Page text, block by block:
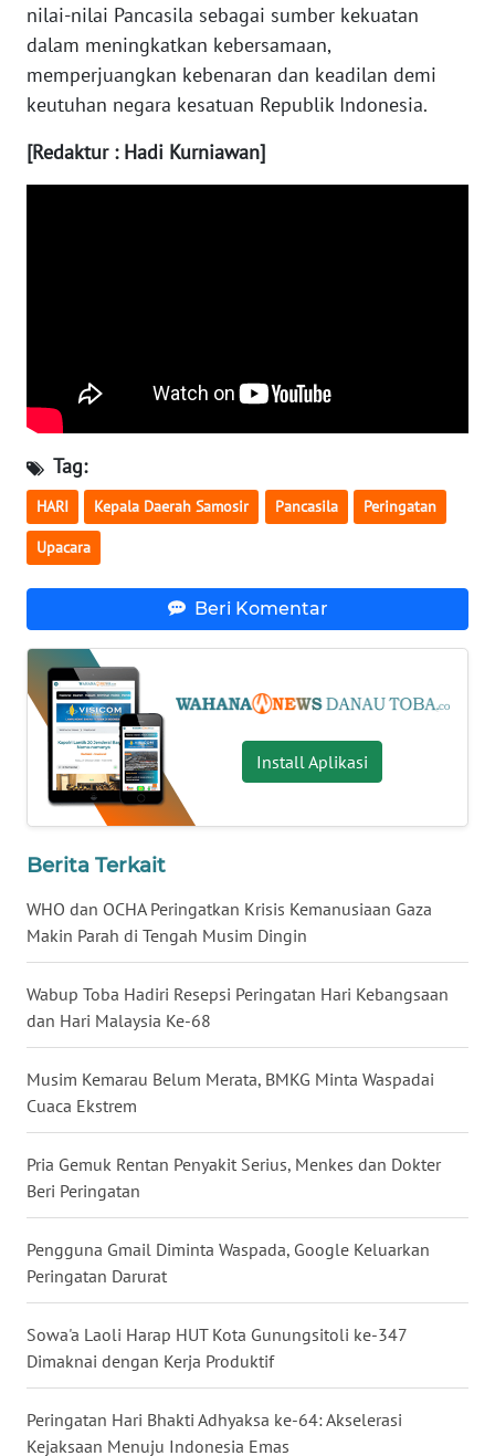
nilai-nilai Pancasila sebagai sumber kekuatan
dalam meningkatkan kebersamaan,
memperjuangkan kebenaran dan keadilan demi
keutuhan negara kesatuan Republik Indonesia.
[Redaktur : Hadi Kurniawan]
Tag:
HARI Kepala Daerah Samosir Pancasila Peringatan
Upacara
Beri Komentar
Install Aplikasi
Berita Terkait
WHO dan OCHA Peringatkan Krisis Kemanusiaan Gaza
Makin Parah di Tengah Musim Dingin
Wabup Toba Hadiri Resepsi Peringatan Hari Kebangsaan
dan Hari Malaysia Ke-68
Musim Kemarau Belum Merata, BMKG Minta Waspadai
Cuaca Ekstrem
Pria Gemuk Rentan Penyakit Serius, Menkes dan Dokter
Beri Peringatan
Pengguna Gmail Diminta Waspada, Google Keluarkan
Peringatan Darurat
Sowa'a Laoli Harap HUT Kota Gunungsitoli ke-347
Dimaknai dengan Kerja Produktif
Peringatan Hari Bhakti Adhyaksa ke-64: Akselerasi
Kejaksaan Menuju Indonesia Emas
WN
SERAMBI
WN
WN
WN
SULBAR
WN
BABEL
WN
SUMSEL
WN
BENGKULU
LAMPUNG
JATENG
WN
NUSANTARA
WN
JOGJA
WN
JATIM
WN
BALI
WN
KALBAR
WN
KALTENG